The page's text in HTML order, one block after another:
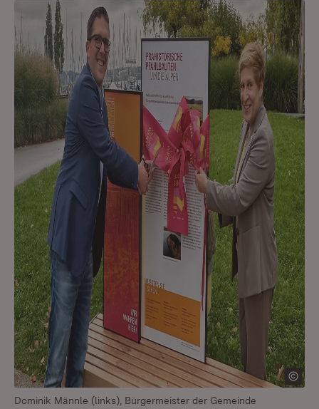
Dominik Männle (links), Bürgermeister der Gemeinde